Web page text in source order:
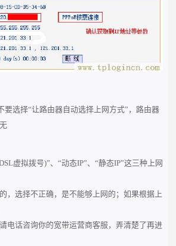
要选择“让路由器自动选择上网方式”，路由器
虚拟拨号)”、“动态IP”、“静态IP”这三种上网
，选择不正确，是不能够上网的；如果根据上
电话咨询你的宽带运营商客服，弄清楚了再进